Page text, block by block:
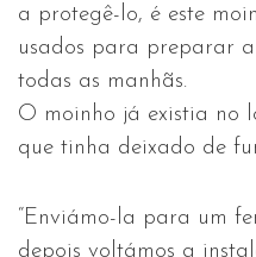
a protegê-lo, é este
usados para preparar
todas as manhãs.
O moinho já existia no
que tinha deixado de
“Enviámo-la para um
depois voltámos a